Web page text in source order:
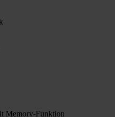
Memo­ry-Funk­ti­on